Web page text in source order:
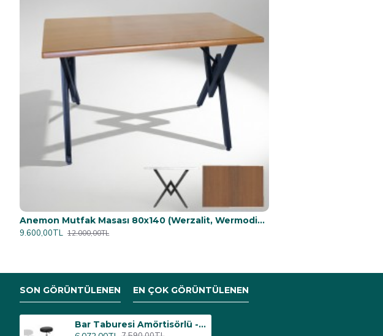
Anemon Mutfak Masası 80x140 (Werzalit, Wermodin ve Allzalit Tabla) - Koyu Ahşap
9.600,00TL 12.000,00TL
SON GÖRÜNTÜLENEN EN ÇOK GÖRÜNTÜLENEN
Bar Taburesi Amörtisörlü - Kromnikel - Deri Siyah